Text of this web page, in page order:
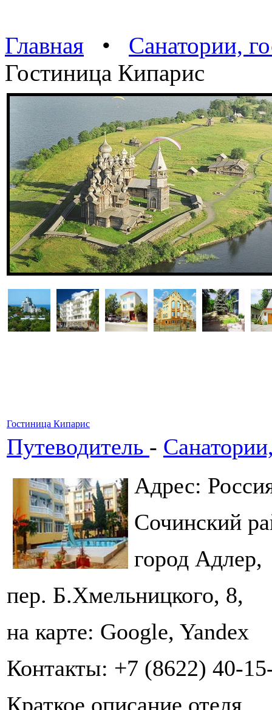
Главная • Санатории,
Гостиница Кипарис
Гостиница Кипарис
Путеводитель -
Адрес:
Сочинский
город Адлер,
пер. Б.Хмельницкого, 8,
на карте: Google, Yandex
Контакты: +7 (8622) 40-
Краткое описание отеля